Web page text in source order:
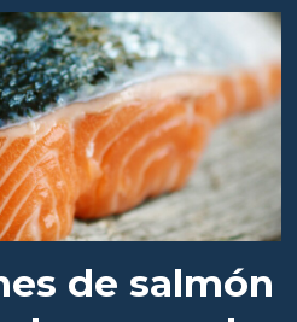
de salmón